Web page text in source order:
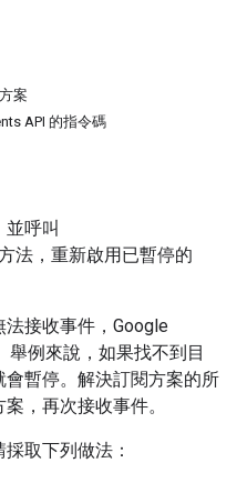
案
API 的指令碼
呼叫
法，重新啟用已暫停的
接收事件，Google
舉例來說，如果找不到目
暫停。解決訂閱方案的所
，再次接收事件。
取下列做法：